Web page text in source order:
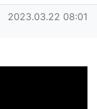
작성일
2023.03.22 08:01